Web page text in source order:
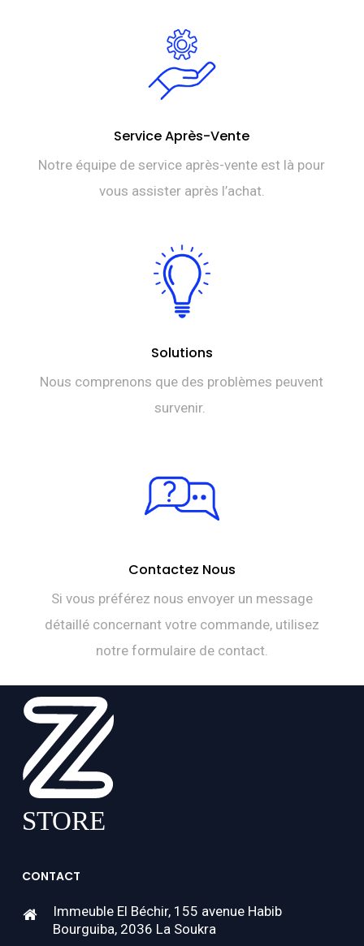
Service Après-Vente
Notre équipe de service après-vente est là pour
vous assister après l’achat.
Solutions
Nous comprenons que des problèmes peuvent
survenir.
Contactez Nous
Si vous préférez nous envoyer un message
détaillé concernant votre commande, utilisez
notre formulaire de contact.
CONTACT
Immeuble El Béchir, 155 avenue Habib
Bourguiba, 2036 La Soukra